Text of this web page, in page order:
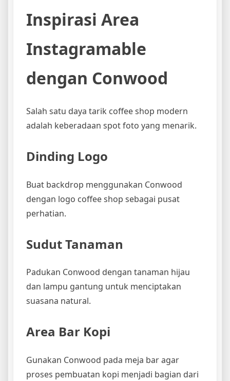
Inspirasi Area
Instagramable
dengan Conwood
Salah satu daya tarik coffee shop modern
adalah keberadaan spot foto yang menarik.
Dinding Logo
Buat backdrop menggunakan Conwood
dengan logo coffee shop sebagai pusat
perhatian.
Sudut Tanaman
Padukan Conwood dengan tanaman hijau
dan lampu gantung untuk menciptakan
suasana natural.
Area Bar Kopi
Gunakan Conwood pada meja bar agar
proses pembuatan kopi menjadi bagian dari